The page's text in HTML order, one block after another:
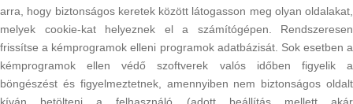
arra, hogy biztonságos keretek között látogasson meg olyan oldalakat,
melyek cookie-kat helyeznek el a számítógépen. Rendszeresen
frissítse a kémprogramok elleni programok adatbázisát. Sok esetben a
kémprogramok ellen védő szoftverek valós időben figyelik a
böngészést és figyelmeztetnek, amennyiben nem biztonságos oldalt